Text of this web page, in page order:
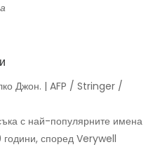
Джон. | AFP / Stringer /
с най-популярните имена
години, според Verywell